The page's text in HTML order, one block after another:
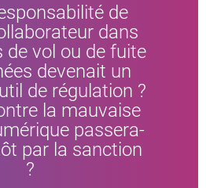
de
dans
de vol ou de fuite
devenait un
de régulation ?
la mauvaise
passera-
par la sanction
?